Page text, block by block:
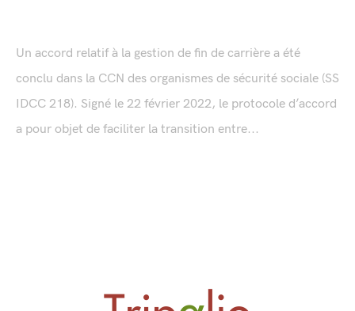
Un accord relatif à la gestion de fin de carrière a été
conclu dans la CCN des organismes de sécurité sociale (SS
IDCC 218). Signé le 22 février 2022, le protocole d’accord
a pour objet de faciliter la transition entre...